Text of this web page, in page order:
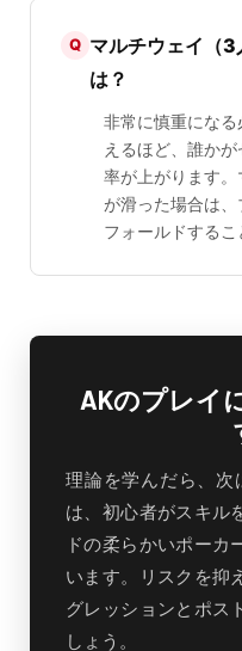
マルチウェイ（
は？
非常に慎重にな
えるほど、誰か
率が上がります
が滑った場合は
フォールドするこ
AKのプレイ
理論を学んだら、次
は、初心者がスキル
ドの柔らかいポーカ
います。リスクを抑
グレッションとポス
しょう。